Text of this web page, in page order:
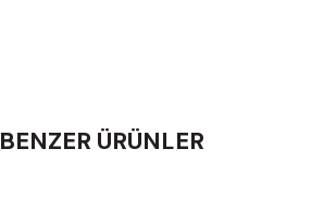
BENZER ÜRÜNLER